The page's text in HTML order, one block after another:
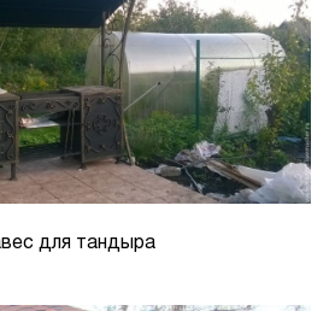
для тандыра